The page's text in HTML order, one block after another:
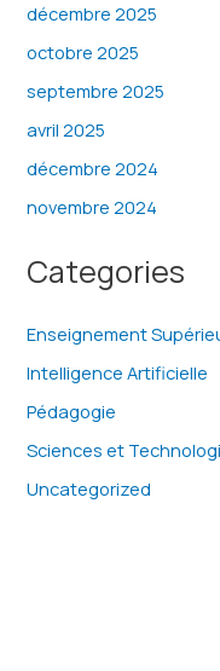
décembre 2025
octobre 2025
septembre 2025
avril 2025
décembre 2024
novembre 2024
Categories
Enseignement
Intelligence Artificielle
Pédagogie
Sciences et
Uncategorized